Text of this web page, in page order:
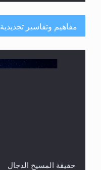
مفاهيم وتفاسير تجديدية
حقيقة المسيح الدجال